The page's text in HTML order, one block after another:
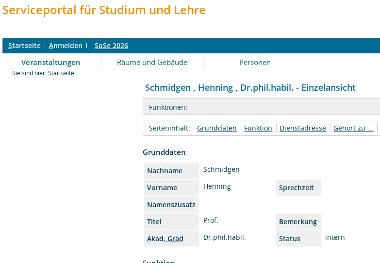
Serviceportal für Studium und Lehre
Startseite Anmelden SoSe 2026
Veranstaltungen Räume und Gebäude Personen
Sie sind hier: Startseite
Schmidgen , Henning , Dr.phil.habil. - Einzelansicht
Funktionen:
Seiteninhalt: Grunddaten Funktion Dienstadresse Gehört zu ...
Grunddaten
Nachname
Schmidgen
Vorname
Henning
Sprechzeit
Namenszusatz
Titel
Prof.
Bemerkung
Akad. Grad
Dr.phil.habil. Status intern